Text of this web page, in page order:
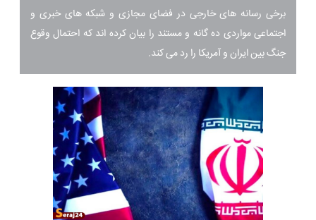
برخی رسانه های خارجی در فضای مجازی و شبکه های خبری و
اجتماعی مواردی ده گانه و مستند را بیان کرده اند که احتمال وقوع
جنگ بین ایران و آمریکا را رد می کند.